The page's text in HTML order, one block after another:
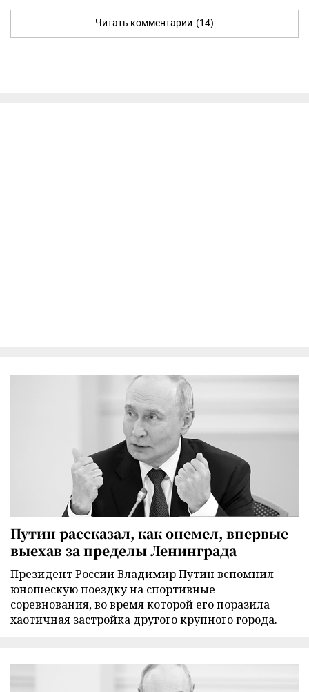
Читать комментарии (14)
Путин рассказал, как онемел, впервые
выехав за пределы Ленинграда
Президент России Владимир Путин вспомнил
юношескую поездку на спортивные
соревнования, во время которой его поразила
хаотичная застройка другого крупного города.